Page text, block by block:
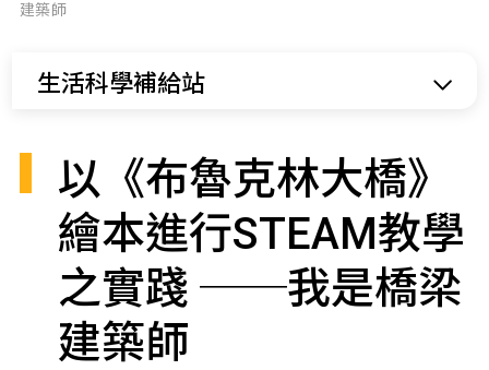
線上教學資源
關於本站 網站導覽
建築師
生活科學補給站
以《布魯克林大橋》
繪本進行STEAM教學
之實踐 ──我是橋梁
建築師